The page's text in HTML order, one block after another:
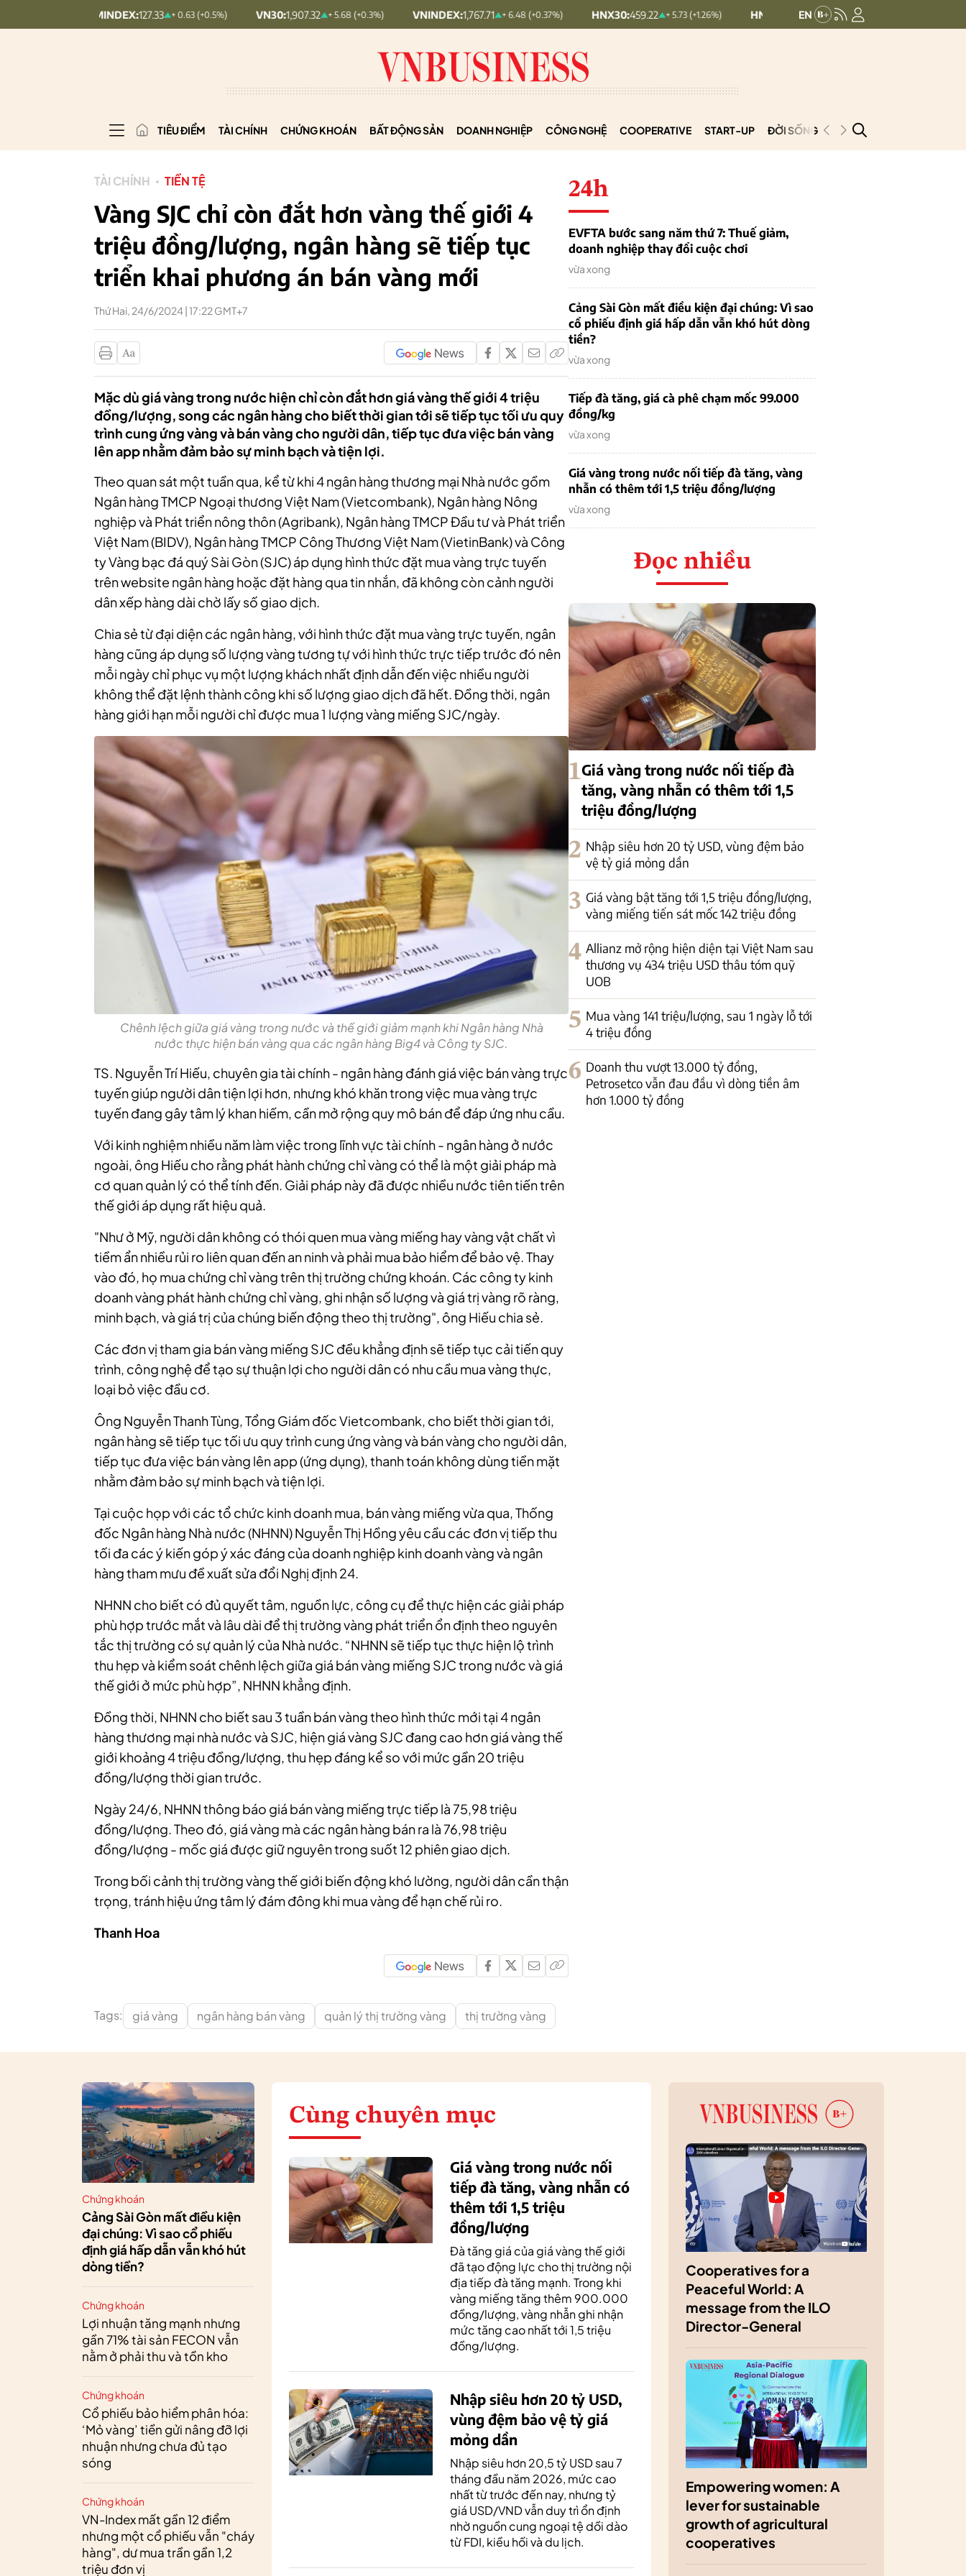
127.33 + 0.63 (+0.5%) VN30: 1,907.32 + 5.68 (+0.3%) VNINDEX: 1,767.71 + 6.48 (+0.37%) HNX30: 459.22 + 5.73 (+1.26%) HNXINDEX: 292.69 0.5 (0.17%) UPCOMINDEX:
TIÊU ĐIỂM TÀI CHÍNH CHỨNG KHOÁN BẤT ĐỘNG SẢN DOANH NGHIỆP CÔNG NGHỆ COOPERATIVE START-UP ĐỜI SỐNG PODCAST
TÀI CHÍNH TIỀN TỆ
Vàng SJC chỉ còn đắt hơn vàng thế giới 4
triệu đồng/lượng, ngân hàng sẽ tiếp tục
triển khai phương án bán vàng mới
Thứ Hai, 24/6/2024 | 17:22 GMT+7
Mặc dù giá vàng trong nước hiện chỉ còn đắt hơn giá vàng thế giới 4 triệu
đồng/lượng, song các ngân hàng cho biết thời gian tới sẽ tiếp tục tối ưu quy
trình cung ứng vàng và bán vàng cho người dân, tiếp tục đưa việc bán vàng
lên app nhằm đảm bảo sự minh bạch và tiện lợi.
Theo quan sát một tuần qua, kể từ khi 4 ngân hàng thương mại Nhà nước gồm
Ngân hàng TMCP Ngoại thương Việt Nam (Vietcombank), Ngân hàng Nông
nghiệp và Phát triển nông thôn (Agribank), Ngân hàng TMCP Đầu tư và Phát triển
Việt Nam (BIDV), Ngân hàng TMCP Công Thương Việt Nam (VietinBank) và Công
ty Vàng bạc đá quý Sài Gòn (SJC) áp dụng hình thức đặt mua vàng trực tuyến
trên website ngân hàng hoặc đặt hàng qua tin nhắn, đã không còn cảnh người
dân xếp hàng dài chờ lấy số giao dịch.
Chia sẻ từ đại diện các ngân hàng, với hình thức đặt mua vàng trực tuyến, ngân
hàng cũng áp dụng số lượng vàng tương tự với hình thức trực tiếp trước đó nên
mỗi ngày chỉ phục vụ một lượng khách nhất định dẫn đến việc nhiều người
không thể đặt lệnh thành công khi số lượng giao dịch đã hết. Đồng thời, ngân
hàng giới hạn mỗi người chỉ được mua 1 lượng vàng miếng SJC/ngày.
Chênh lệch giữa giá vàng trong nước và thế giới giảm mạnh khi Ngân hàng Nhà
nước thực hiện bán vàng qua các ngân hàng Big4 và Công ty SJC.
TS. Nguyễn Trí Hiếu, chuyên gia tài chính - ngân hàng đánh giá việc bán vàng trực
tuyến giúp người dân tiện lợi hơn, nhưng khó khăn trong việc mua vàng trực
tuyến đang gây tâm lý khan hiếm, cần mở rộng quy mô bán để đáp ứng nhu cầu.
Với kinh nghiệm nhiều năm làm việc trong lĩnh vực tài chính - ngân hàng ở nước
ngoài, ông Hiếu cho rằng phát hành chứng chỉ vàng có thể là một giải pháp mà
cơ quan quản lý có thể tính đến. Giải pháp này đã được nhiều nước tiên tiến trên
thế giới áp dụng rất hiệu quả.
"Như ở Mỹ, người dân không có thói quen mua vàng miếng hay vàng vật chất vì
tiềm ẩn nhiều rủi ro liên quan đến an ninh và phải mua bảo hiểm để bảo vệ. Thay
vào đó, họ mua chứng chỉ vàng trên thị trường chứng khoán. Các công ty kinh
doanh vàng phát hành chứng chỉ vàng, ghi nhận số lượng và giá trị vàng rõ ràng,
minh bạch, và giá trị của chúng biến động theo thị trường", ông Hiếu chia sẻ.
Các đơn vị tham gia bán vàng miếng SJC đều khẳng định sẽ tiếp tục cải tiến quy
trình, công nghệ để tạo sự thuận lợi cho người dân có nhu cầu mua vàng thực,
loại bỏ việc đầu cơ.
Ông Nguyễn Thanh Tùng, Tổng Giám đốc Vietcombank, cho biết thời gian tới,
ngân hàng sẽ tiếp tục tối ưu quy trình cung ứng vàng và bán vàng cho người dân,
tiếp tục đưa việc bán vàng lên app (ứng dụng), thanh toán không dùng tiền mặt
nhằm đảm bảo sự minh bạch và tiện lợi.
Tại cuộc họp với các tổ chức kinh doanh mua, bán vàng miếng vừa qua, Thống
đốc Ngân hàng Nhà nước (NHNN) Nguyễn Thị Hồng yêu cầu các đơn vị tiếp thu
tối đa các ý kiến góp ý xác đáng của doanh nghiệp kinh doanh vàng và ngân
hàng tham mưu đề xuất sửa đổi Nghị định 24.
NHNN cho biết có đủ quyết tâm, nguồn lực, công cụ để thực hiện các giải pháp
phù hợp trước mắt và lâu dài để thị trường vàng phát triển ổn định theo nguyên
tắc thị trường có sự quản lý của Nhà nước. “NHNN sẽ tiếp tục thực hiện lộ trình
thu hẹp và kiểm soát chênh lệch giữa giá bán vàng miếng SJC trong nước và giá
thế giới ở mức phù hợp”, NHNN khẳng định.
Đồng thời, NHNN cho biết sau 3 tuần bán vàng theo hình thức mới tại 4 ngân
hàng thương mại nhà nước và SJC, hiện giá vàng SJC đang cao hơn giá vàng thế
giới khoảng 4 triệu đồng/lượng, thu hẹp đáng kể so với mức gần 20 triệu
đồng/lượng thời gian trước.
Ngày 24/6, NHNN thông báo giá bán vàng miếng trực tiếp là 75,98 triệu
đồng/lượng. Theo đó, giá vàng mà các ngân hàng bán ra là 76,98 triệu
đồng/lượng - mốc giá được giữ nguyên trong suốt 12 phiên giao dịch.
Trong bối cảnh thị trường vàng thế giới biến động khó lường, người dân cần thận
trọng, tránh hiệu ứng tâm lý đám đông khi mua vàng để hạn chế rủi ro.
Thanh Hoa
Tags: giá vàng ngân hàng bán vàng quản lý thị trường vàng thị trường vàng
24h
EVFTA bước sang năm thứ 7: Thuế giảm,
doanh nghiệp thay đổi cuộc chơi
vừa xong
Cảng Sài Gòn mất điều kiện đại chúng: Vì sao
cổ phiếu định giá hấp dẫn vẫn khó hút dòng
tiền?
vừa xong
Tiếp đà tăng, giá cà phê chạm mốc 99.000
đồng/kg
vừa xong
Giá vàng trong nước nối tiếp đà tăng, vàng
nhẫn có thêm tới 1,5 triệu đồng/lượng
vừa xong
Đọc nhiều
1Giá vàng trong nước nối tiếp đà
tăng, vàng nhẫn có thêm tới 1,5
triệu đồng/lượng
2 Nhập siêu hơn 20 tỷ USD, vùng đệm bảo
vệ tỷ giá mỏng dần
3 Giá vàng bật tăng tới 1,5 triệu đồng/lượng,
vàng miếng tiến sát mốc 142 triệu đồng
4 Allianz mở rộng hiện diện tại Việt Nam sau
thương vụ 434 triệu USD thâu tóm quỹ
UOB
5 Mua vàng 141 triệu/lượng, sau 1 ngày lỗ tới
4 triệu đồng
6 Doanh thu vượt 13.000 tỷ đồng,
Petrosetco vẫn đau đầu vì dòng tiền âm
hơn 1.000 tỷ đồng
Chứng khoán
Cảng Sài Gòn mất điều kiện
đại chúng: Vì sao cổ phiếu
định giá hấp dẫn vẫn khó hút
dòng tiền?
Chứng khoán
Lợi nhuận tăng mạnh nhưng
gần 71% tài sản FECON vẫn
nằm ở phải thu và tồn kho
Chứng khoán
Cổ phiếu bảo hiểm phân hóa:
‘Mỏ vàng’ tiền gửi nâng đỡ lợi
nhuận nhưng chưa đủ tạo
sóng
Chứng khoán
VN-Index mất gần 12 điểm
nhưng một cổ phiếu vẫn "cháy
hàng", dư mua trần gần 1,2
triệu đơn vị
Cùng chuyên mục
Giá vàng trong nước nối
tiếp đà tăng, vàng nhẫn có
thêm tới 1,5 triệu
đồng/lượng
Đà tăng giá của giá vàng thế giới
đã tạo động lực cho thị trường nội
địa tiếp đà tăng mạnh. Trong khi
vàng miếng tăng thêm 900.000
đồng/lượng, vàng nhẫn ghi nhận
mức tăng cao nhất tới 1,5 triệu
đồng/lượng.
Nhập siêu hơn 20 tỷ USD,
vùng đệm bảo vệ tỷ giá
mỏng dần
Nhập siêu hơn 20,5 tỷ USD sau 7
tháng đầu năm 2026, mức cao
nhất từ trước đến nay, nhưng tỷ
giá USD/VND vẫn duy trì ổn định
nhờ nguồn cung ngoại tệ dồi dào
từ FDI, kiều hối và du lịch.
Cooperatives for a
Peaceful World: A
message from the ILO
Director-General
Empowering women: A
lever for sustainable
growth of agricultural
cooperatives